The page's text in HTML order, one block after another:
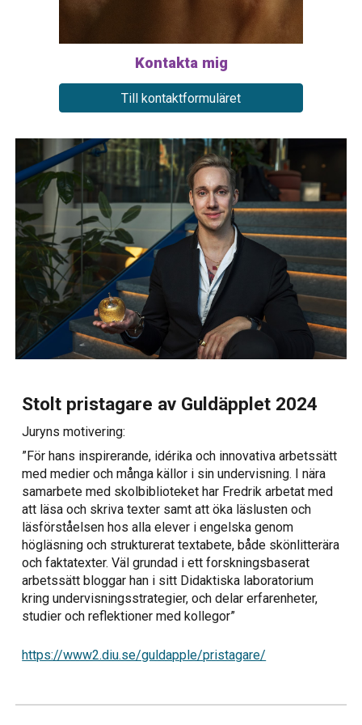
Kontakta mig
Till kontaktformuläret
Stolt pristagare av Guldäpplet 2024
Juryns motivering:
”För hans inspirerande, idérika och innovativa arbetssätt
med medier och många källor i sin undervisning. I nära
samarbete med skolbiblioteket har Fredrik arbetat med
att läsa och skriva texter samt att öka läslusten och
läsförståelsen hos alla elever i engelska genom
högläsning och strukturerat textabete, både skönlitterära
och faktatexter. Väl grundad i ett forskningsbaserat
arbetssätt bloggar han i sitt Didaktiska laboratorium
kring undervisningsstrategier, och delar erfarenheter,
studier och reflektioner med kollegor”
https://www2.diu.se/guldapple/pristagare/